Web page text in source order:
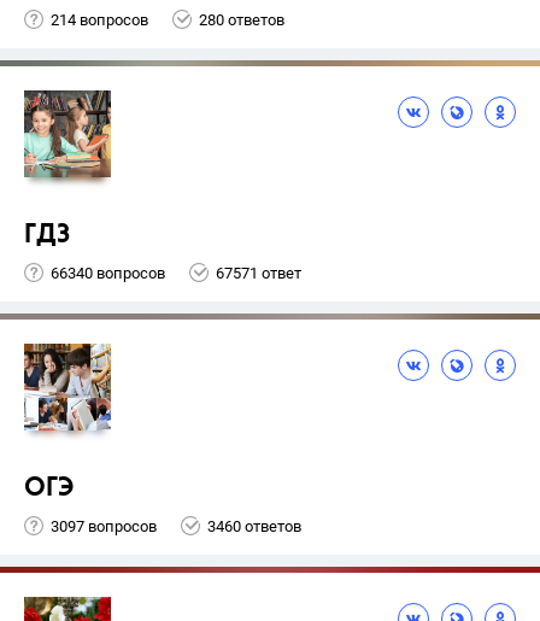
214 вопросов 280 ответов
ГДЗ
66340 вопросов 67571 ответ
ОГЭ
3097 вопросов 3460 ответов